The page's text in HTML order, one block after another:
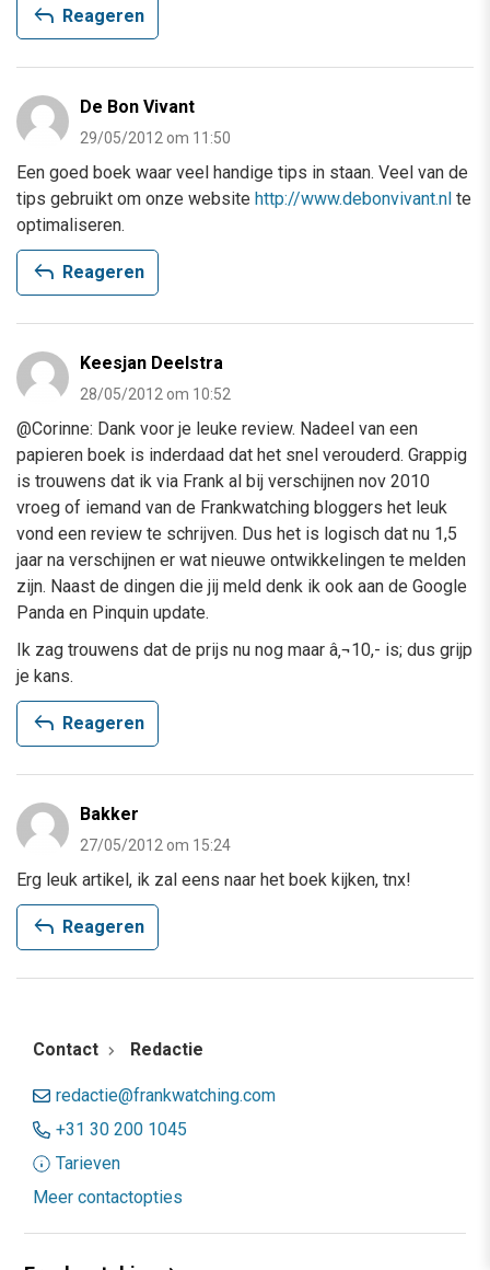
reply Reageren
De Bon Vivant
29/05/2012 om 11:50
Een goed boek waar veel handige tips in staan. Veel van de
tips gebruikt om onze website http://www.debonvivant.nl te
optimaliseren.
reply Reageren
Keesjan Deelstra
28/05/2012 om 10:52
@Corinne: Dank voor je leuke review. Nadeel van een
papieren boek is inderdaad dat het snel verouderd. Grappig
is trouwens dat ik via Frank al bij verschijnen nov 2010
vroeg of iemand van de Frankwatching bloggers het leuk
vond een review te schrijven. Dus het is logisch dat nu 1,5
jaar na verschijnen er wat nieuwe ontwikkelingen te melden
zijn. Naast de dingen die jij meld denk ik ook aan de Google
Panda en Pinquin update.
Ik zag trouwens dat de prijs nu nog maar â‚¬10,- is; dus grijp
je kans.
reply Reageren
Bakker
27/05/2012 om 15:24
Erg leuk artikel, ik zal eens naar het boek kijken, tnx!
reply Reageren
Contact Redactie
redactie@frankwatching.com
+31 30 200 1045
Tarieven
Meer contactopties